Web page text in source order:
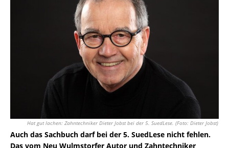
Hat gut lachen: Zahntechniker Dieter Jobst bei der 5. SuedLese. (Foto: Dieter Jobst)
Auch das Sachbuch darf bei der 5. SuedLese nicht fehlen.
Das vom Neu Wulmstorfer Autor und Zahntechniker